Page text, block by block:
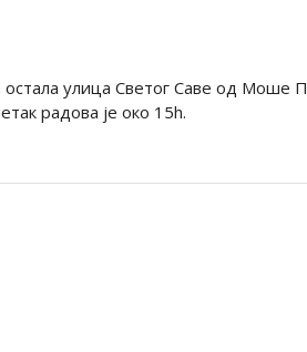
остала улица Светог Саве од Моше
радова је око 15h.